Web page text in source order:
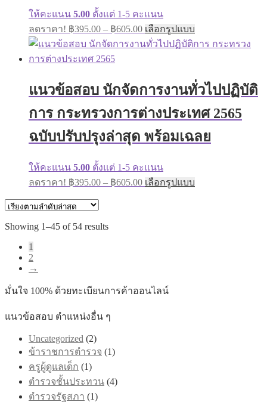
ให้คะแนน 5.00 ตั้งแต่ 1-5 คะแนน
ลดราคา! ฿395.00 – ฿605.00Price
range:
฿395.00
เลือกรูปแบบ
product
has
The
options
be
chosen
on
the
แนวข้อสอบ นักจัดการงานทั่วไปปฏิบัติ
การ กระทรวงการต่างประเทศ 2565
ฉบับปรับปรุงล่าสุด พร้อมเฉลย
ให้คะแนน 5.00 ตั้งแต่ 1-5 คะแนน
ลดราคา! ฿395.00 – ฿605.00Price
range:
เลือกรูปแบบ
product
Showing 1–45 of 54 resultsSorted
1
2
→
มั่นใจ 100% ด้วยทะเบียนการค้าออนไลน์
แนวข้อสอบ ตำแหน่งอื่น ๆ
Uncategorized (2)
ข้าราชการตำรวจ (1)
ครูผู้ดูแลเด็ก (1)
ตำรวจชั้นประทวน (4)
ตำรวจรัฐสภา (1)